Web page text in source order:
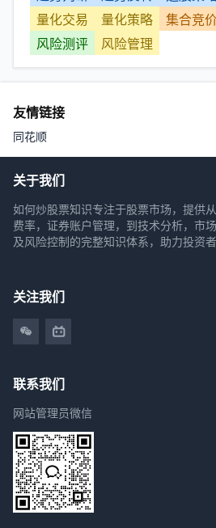
量化交易
量化策略 集合竞
风险测评
风险管理
友情链接
同花顺
关于我们
如何炒股票知识专注于股票市场，提供
费率，证券账户管理，到技术分析，市
及风险控制的完整知识体系，助力投资
关注我们
联系我们
网站管理员微信